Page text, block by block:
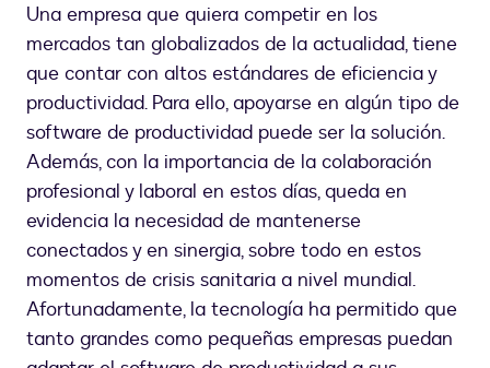
Una empresa que quiera competir en los
mercados tan globalizados de la actualidad, tiene
que contar con altos estándares de eficiencia y
productividad. Para ello, apoyarse en algún tipo de
software de productividad puede ser la solución.
Además, con la importancia de la colaboración
profesional y laboral en estos días, queda en
evidencia la necesidad de mantenerse
conectados y en sinergia, sobre todo en estos
momentos de crisis sanitaria a nivel mundial.
Afortunadamente, la tecnología ha permitido que
tanto grandes como pequeñas empresas puedan